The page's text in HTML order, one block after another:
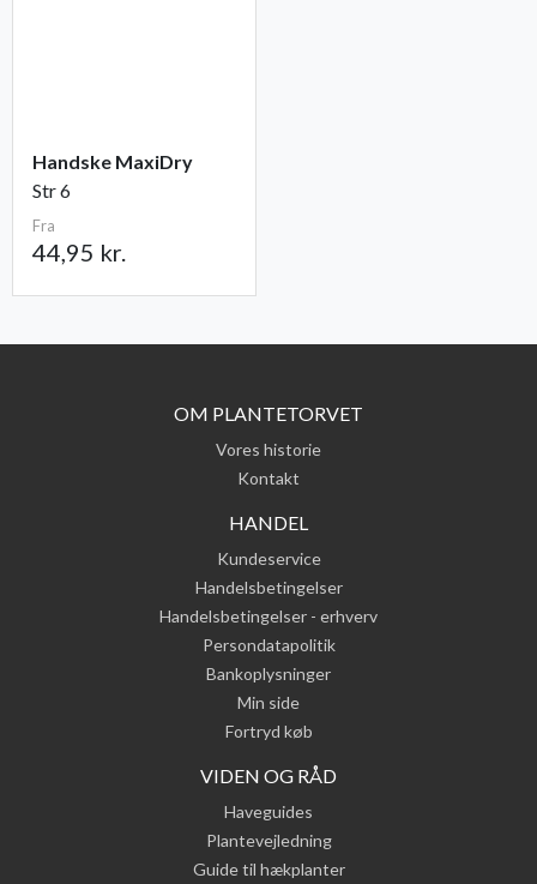
Handske MaxiDry
Str 6
Fra
44,95 kr.
OM PLANTETORVET
Vores historie
Kontakt
HANDEL
Kundeservice
Handelsbetingelser
Handelsbetingelser - erhverv
Persondatapolitik
Bankoplysninger
Min side
Fortryd køb
VIDEN OG RÅD
Haveguides
Plantevejledning
Guide til hækplanter